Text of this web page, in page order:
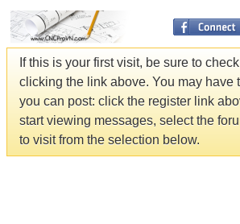
If this is your first visit, be sure to
clicking the link above. You may have
you can post: click the register link
start viewing messages, select the
to visit from the selection below.